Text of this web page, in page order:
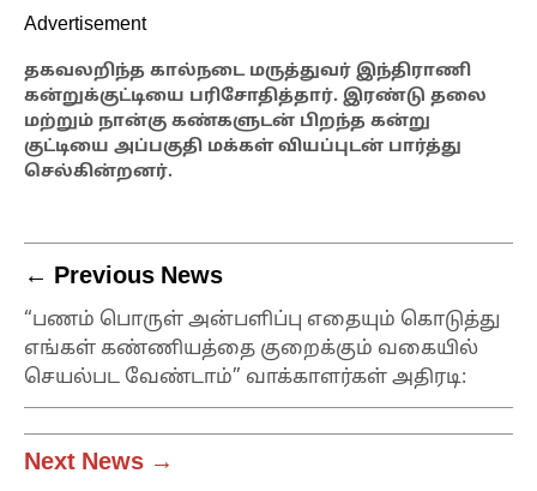
Advertisement
தகவலறிந்த கால்நடை மருத்துவர் இந்திராணி
கன்றுக்குட்டியை பரிசோதித்தார். இரண்டு தலை
மற்றும் நான்கு கண்களுடன் பிறந்த கன்று
குட்டியை அப்பகுதி மக்கள் வியப்புடன் பார்த்து
செல்கின்றனர்.
← Previous News
“பணம் பொருள் அன்பளிப்பு எதையும் கொடுத்து
எங்கள் கண்ணியத்தை குறைக்கும் வகையில்
செயல்பட வேண்டாம்” வாக்காளர்கள் அதிரடி:
Next News →